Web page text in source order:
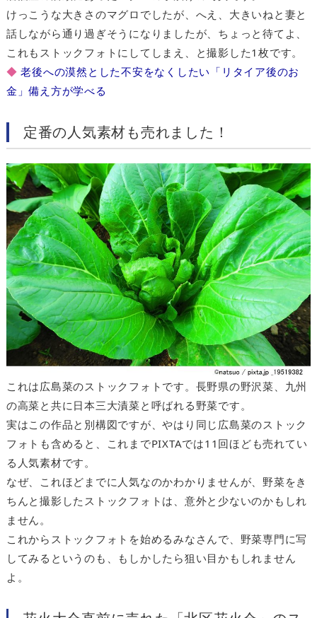
けっこうな大きさのマグロでしたが、へえ、大きいねと妻と
話しながら通り過ぎそうになりましたが、ちょっと待てよ、
これもストックフォトにしてしまえ、と撮影した1枚です。
◆老後への漠然とした不安をなくしたい「リタイア後のお
金」備え方が学べる
定番の人気素材も売れました！
これは広島菜のストックフォトです。長野県の野沢菜、九州
の高菜と共に日本三大漬菜と呼ばれる野菜です。
実はこの作品と別構図ですが、やはり同じ広島菜のストック
フォトも含めると、これまでPIXTAでは11回ほども売れてい
る人気素材です。
なぜ、これほどまでに人気なのかわかりませんが、野菜をき
ちんと撮影したストックフォトは、意外と少ないのかもしれ
ません。
これからストックフォトを始めるみなさんで、野菜専門に写
してみるというのも、もしかしたら狙い目かもしれません
よ。